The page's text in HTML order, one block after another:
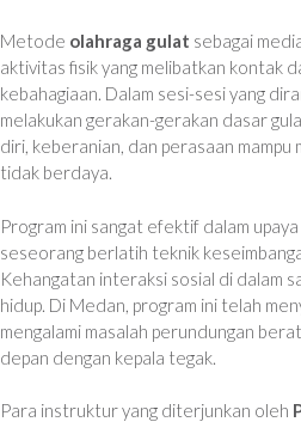
Metode olahraga gulat sebagai
aktivitas fisik yang melibatkan kontak
kebahagiaan. Dalam sesi-sesi yang
melakukan gerakan-gerakan dasar
diri, keberanian, dan perasaan
tidak berdaya.
Program ini sangat efektif dalam upaya
seseorang berlatih teknik
Kehangatan interaksi sosial di dalam
hidup. Di Medan, program ini telah
mengalami masalah perundungan
depan dengan kepala tegak.
Para instruktur yang diterjunkan oleh